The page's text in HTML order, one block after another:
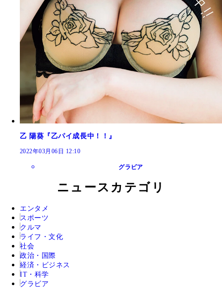
乙 陽葵『乙パイ成長中！！』
2022年03月06日 12:10
グラビア
ニュースカテゴリ
エンタメ
スポーツ
クルマ
ライフ・文化
社会
政治・国際
経済・ビジネス
IT・科学
グラビア